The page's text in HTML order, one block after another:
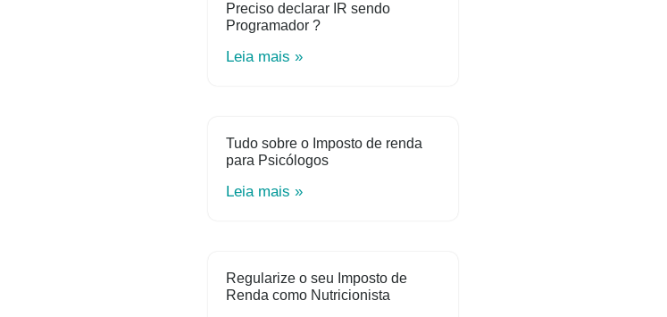
Preciso declarar IR sendo
Programador ?
Leia mais »
Tudo sobre o Imposto de renda
para Psicólogos
Leia mais »
Regularize o seu Imposto de
Renda como Nutricionista